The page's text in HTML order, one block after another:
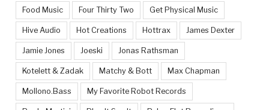
Food Music Four Thirty Two Get Physical Music
Hive Audio Hot Creations Hottrax James Dexter
Jamie Jones Joeski Jonas Rathsman
Kotelett & Zadak Matchy & Bott Max Chapman
Mollono.Bass My Favorite Robot Records